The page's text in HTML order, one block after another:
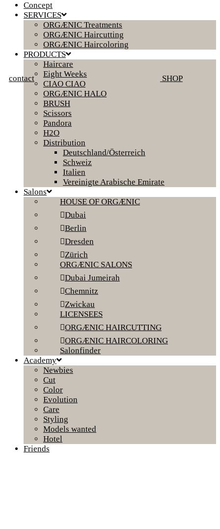
contact SHOP
Concept
SERVICES
ORGÆNIC Treatments
ORGÆNIC Haircutting
ORGÆNIC Haircoloring
PRODUCTS
Haircare
Eight Weeks
CIAO CIAO
ORGÆNIC HALO
BRUSH
Scissors
Pandora
H2O
Distribution
Deutschland/Österreich
Schweiz
Italien
Vereinigte Arabische Emirate
Salons
HOUSE OF ORGÆNIC
Dubai
Berlin
Dresden
Zürich
ORGÆNIC SALONS
Dubai Jumeirah
Chemnitz
Zwickau
LICENSEES
ORGÆNIC HAIRCUTTING
ORGÆNIC HAIRCOLORING
Salonfinder
Academy
Newbies
Cut
Color
Evolution
Care
Styling
Models wanted
Hotel
Friends